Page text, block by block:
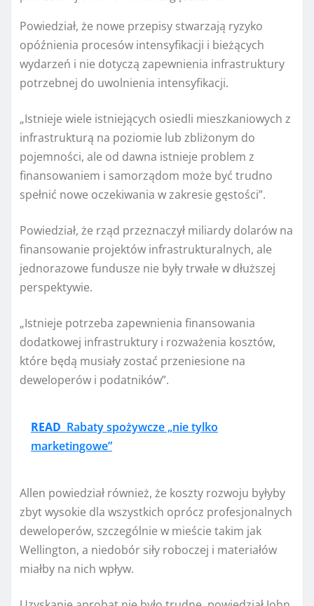
Powiedział, że nowe przepisy stwarzają ryzyko
opóźnienia procesów intensyfikacji i bieżących
wydarzeń i nie dotyczą zapewnienia infrastruktury
potrzebnej do uwolnienia intensyfikacji.
„Istnieje wiele istniejących osiedli mieszkaniowych z
infrastrukturą na poziomie lub zbliżonym do
pojemności, ale od dawna istnieje problem z
finansowaniem i samorządom może być trudno
spełnić nowe oczekiwania w zakresie gęstości”.
Powiedział, że rząd przeznaczył miliardy dolarów na
finansowanie projektów infrastrukturalnych, ale
jednorazowe fundusze nie były trwałe w dłuższej
perspektywie.
„Istnieje potrzeba zapewnienia finansowania
dodatkowej infrastruktury i rozważenia kosztów,
które będą musiały zostać przeniesione na
deweloperów i podatników”.
READ Rabaty spożywcze „nie tylko
marketingowe”
Allen powiedział również, że koszty rozwoju byłyby
zbyt wysokie dla wszystkich oprócz profesjonalnych
deweloperów, szczególnie w mieście takim jak
Wellington, a niedobór siły roboczej i materiałów
miałby na nich wpływ.